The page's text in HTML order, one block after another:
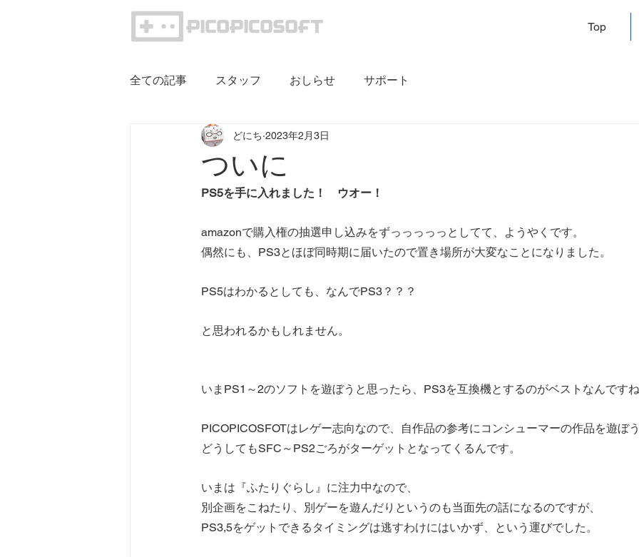
Top
全ての記事 スタッフ おしらせ サポート
ついに
どにち 2023年2月3日
PS5を手に入れました！　ウオー！
amazonで購入権の抽選申し込みをずっっっっっとしてて、ようやくです。
偶然にも、PS3とほぼ同時期に届いたので置き場所が大変なことになりました。
PS5はわかるとしても、なんでPS3？？？
と思われるかもしれません。
いまPS1～2のソフトを遊ぼうと思ったら、PS3を互換機とするのがベストなんですね
PICOPICOSFOTはレゲー志向なので、自作品の参考にコンシューマーの作品を遊ぼ
どうしてもSFC～PS2ごろがターゲットとなってくるんです。
いまは『ふたりぐらし』に注力中なので、
別企画をこねたり、別ゲーを遊んだりというのも当面先の話になるのですが、
PS3,5をゲットできるタイミングは逃すわけにはいかず、という運びでした。